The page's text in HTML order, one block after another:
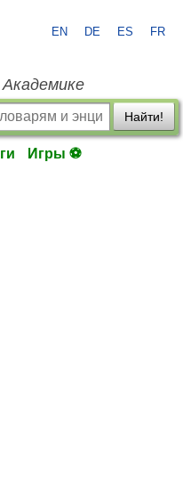
EN DE ES FR
Найти!
Игры ⚽